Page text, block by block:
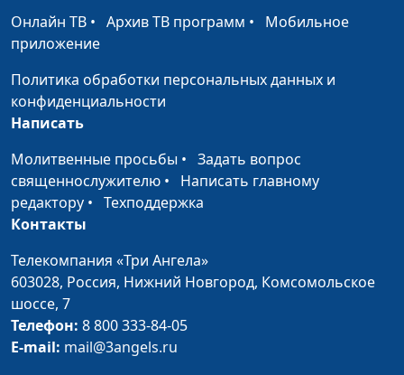
ответственность
Екимов,
Суженный ряженый
Мария Рожкова, Евгений
Брак и секс
Мария Рожкова, Евгений
Екимов,
священнослужитель
Такие разные
священнослужитель
Брак - это ошибка?
Мария Рожкова, Евгений
Онлайн ТВ • Архив ТВ программ • Мобильное
приложение
Политика обработки персональных данных и
конфиденциальности
Написать
Молитвенные просьбы • Задать вопрос
священнослужителю • Написать главному
редактору • Техподдержка
Контакты
Телекомпания «Три Ангела»
603028, Россия, Нижний Новгород, Комсомольское
шоссе, 7
Телефон: 8 800 333-84-05
E-mail: mail@3angels.ru